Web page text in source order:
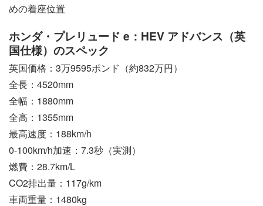
めの着座位置
ホンダ・プレリュード e：HEV アドバンス（英
国仕様）のスペック
英国価格：3万9595ポンド（約832万円）
全長：4520mm
全幅：1880mm
全高：1355mm
最高速度：188km/h
0-100km/h加速：7.3秒（実測）
燃費：28.7km/L
CO2排出量：117g/km
車両重量：1480kg